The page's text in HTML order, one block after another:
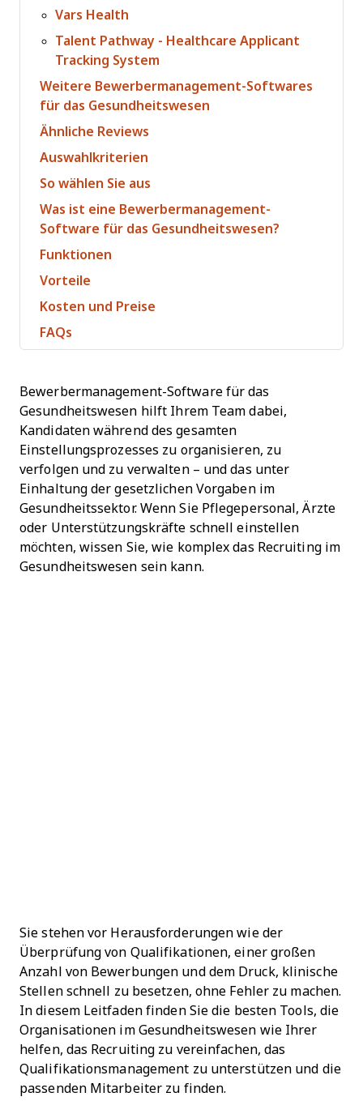
Vars Health
Talent Pathway - Healthcare Applicant
Tracking System
Weitere Bewerbermanagement-Softwares
für das Gesundheitswesen
Ähnliche Reviews
Auswahlkriterien
So wählen Sie aus
Was ist eine Bewerbermanagement-
Software für das Gesundheitswesen?
Funktionen
Vorteile
Kosten und Preise
FAQs
Bewerbermanagement-Software für das
Gesundheitswesen hilft Ihrem Team dabei,
Kandidaten während des gesamten
Einstellungsprozesses zu organisieren, zu
verfolgen und zu verwalten – und das unter
Einhaltung der gesetzlichen Vorgaben im
Gesundheitssektor. Wenn Sie Pflegepersonal, Ärzte
oder Unterstützungskräfte schnell einstellen
möchten, wissen Sie, wie komplex das Recruiting im
Gesundheitswesen sein kann.
Sie stehen vor Herausforderungen wie der
Überprüfung von Qualifikationen, einer großen
Anzahl von Bewerbungen und dem Druck, klinische
Stellen schnell zu besetzen, ohne Fehler zu machen.
In diesem Leitfaden finden Sie die besten Tools, die
Organisationen im Gesundheitswesen wie Ihrer
helfen, das Recruiting zu vereinfachen, das
Qualifikationsmanagement zu unterstützen und die
passenden Mitarbeiter zu finden.